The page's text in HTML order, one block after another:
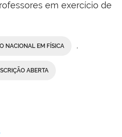
em exercício de
NACIONAL EM FÍSICA ,
ABERTA